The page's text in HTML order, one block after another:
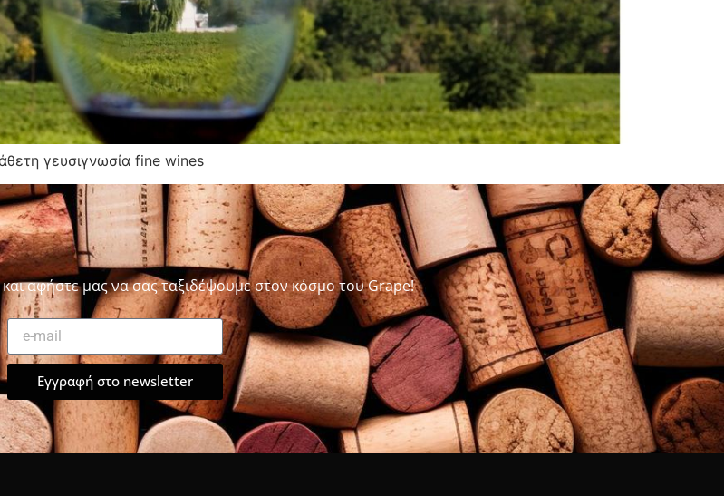
γευσιγνωσία fine wines
αφήστε μας να σας ταξιδέψουμε στον κόσμο του Grape!
Εγγραφή στο newsletter